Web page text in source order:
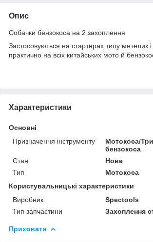
Опис
Собачки бензокоса на 2 захоплення
Застосовуються на стартерах типу метелик і
практично на всіх китайських мото й
Характеристики
Основні
Призначення інструменту
Мотокоса/
бензокоса
Стан
Нове
Тип
Мотокоса
Користувальницькі характеристики
Виробник
Spectools
Тип запчастини
Захоплення
Приховати